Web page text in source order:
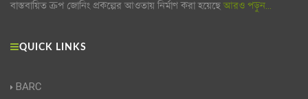
বাস্তবায়িত ক্রপ জোনিং প্রকল্পের আওতায় নির্মাণ করা হয়েছেআরও পড়ুন...
QUICK LINKS
BARC